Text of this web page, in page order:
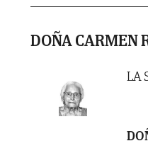
DOÑA CARMEN
LA